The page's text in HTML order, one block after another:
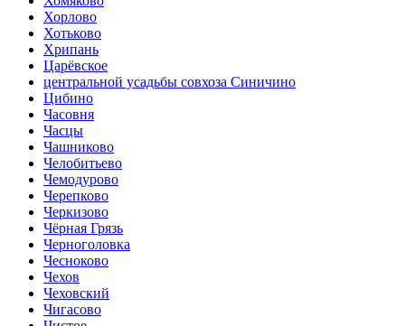
Хорлово
Хотьково
Хрипань
Царёвское
центральной усадьбы совхоза Синичино
Цибино
Часовня
Часцы
Чашниково
Челобитьево
Чемодурово
Черепково
Черкизово
Чёрная Грязь
Черноголовка
Чесноково
Чехов
Чеховский
Чигасово